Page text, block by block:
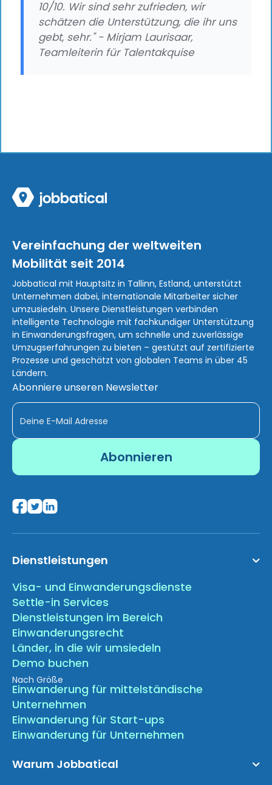
10/10. Wir sind sehr zufrieden, wir
schätzen die Unterstützung, die ihr uns
gebt, sehr." - Mirjam Laurisaar,
Teamleiterin für Talentakquise
Vereinfachung der weltweiten
Mobilität seit 2014
Jobbatical mit Hauptsitz in Tallinn, Estland, unterstützt
Unternehmen dabei, internationale Mitarbeiter sicher
umzusiedeln. Unsere Dienstleistungen verbinden
intelligente Technologie mit fachkundiger Unterstützung
in Einwanderungsfragen, um schnelle und zuverlässige
Umzugserfahrungen zu bieten – gestützt auf zertifizierte
Prozesse und geschätzt von globalen Teams in über 45
Ländern.
Abonniere unseren Newsletter
Dienstleistungen
Visa- und Einwanderungsdienste
Settle-in Services
Dienstleistungen im Bereich
Einwanderungsrecht
Länder, in die wir umsiedeln
Demo buchen
Nach Größe
Einwanderung für mittelständische
Unternehmen
Einwanderung für Start-ups
Einwanderung für Unternehmen
Warum Jobbatical